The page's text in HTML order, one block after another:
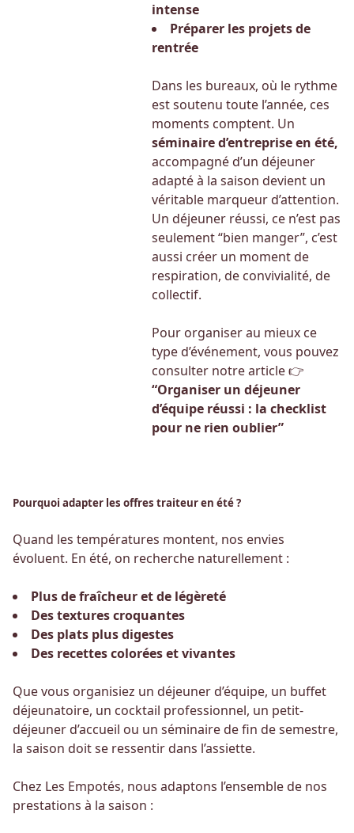
intense
Préparer les projets de
rentrée
Dans les bureaux, où le rythme
est soutenu toute l’année, ces
moments comptent. Un
séminaire d’entreprise en été,
accompagné d’un déjeuner
adapté à la saison devient un
véritable marqueur d’attention.
Un déjeuner réussi, ce n’est pas
seulement “bien manger”, c’est
aussi créer un moment de
respiration, de convivialité, de
collectif.
Pour organiser au mieux ce
type d’événement, vous pouvez
consulter notre article 👉
“Organiser un déjeuner
d’équipe réussi : la checklist
pour ne rien oublier”
Pourquoi adapter les offres traiteur en été ?
Quand les températures montent, nos envies
évoluent. En été, on recherche naturellement :
Plus de fraîcheur et de légèreté
Des textures croquantes
Des plats plus digestes
Des recettes colorées et vivantes
Que vous organisiez un déjeuner d’équipe, un buffet
déjeunatoire, un cocktail professionnel, un petit-
déjeuner d’accueil ou un séminaire de fin de semestre,
la saison doit se ressentir dans l’assiette.
Chez Les Empotés, nous adaptons l’ensemble de nos
prestations à la saison :